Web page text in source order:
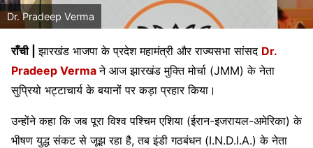
Dr. Pradeep Verma
राँची |झारखंड भाजपा के प्रदेश महामंत्री और राज्यसभा सांसद Dr.
Pradeep Verma ने आज झारखंड मुक्ति मोर्चा (JMM) के नेता
सुप्रियो भट्टाचार्य के बयानों पर कड़ा प्रहार किया।
उन्होंने कहा कि जब पूरा विश्व पश्चिम एशिया (ईरान-इजरायल-अमेरिका) के
भीषण युद्ध संकट से जूझ रहा है, तब इंडी गठबंधन (I.N.D.I.A.) के नेता